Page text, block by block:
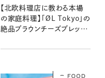
【北欧料理店に教わる本場
の家庭料理】「ØL Tokyo」の
絶品ブラウンチーズブレッド
FOOD